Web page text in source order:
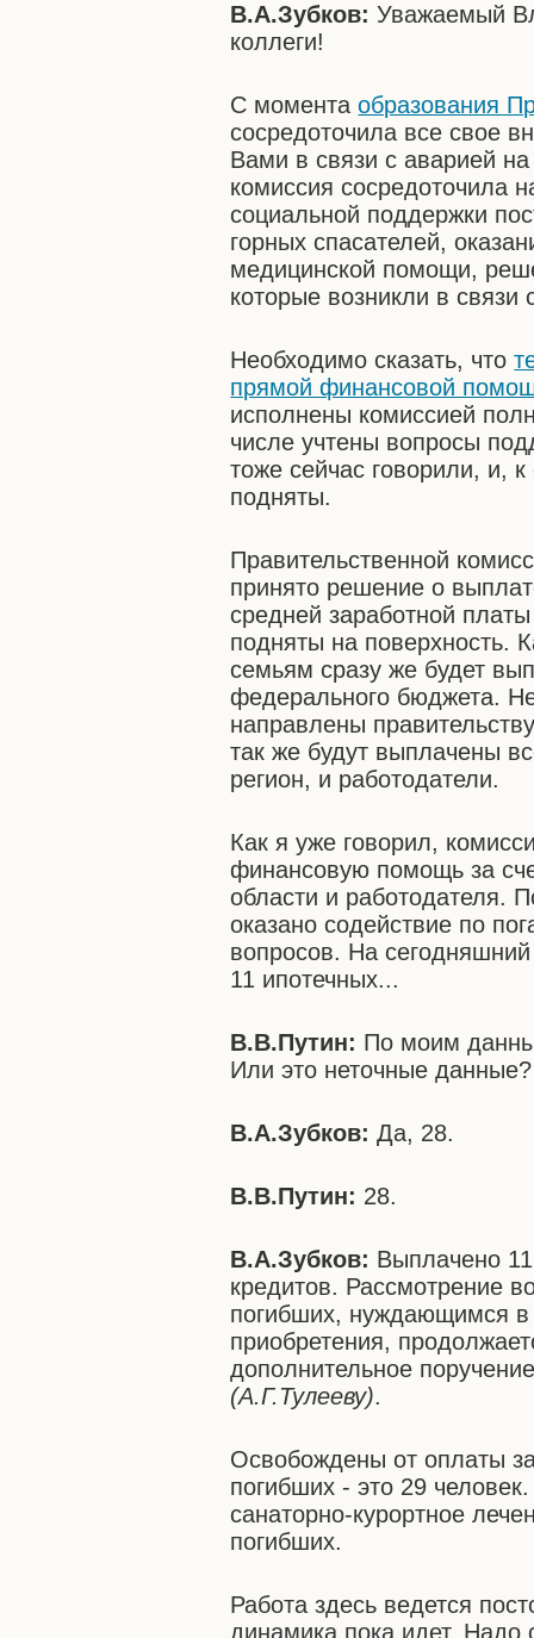
В.А.Зубков:Уважаемый
коллеги!
С моментаобразования
сосредоточила все свое
Вами в связи с аварией
комиссия сосредоточила
социальной поддержки
горных спасателей,
медицинской помощи,
которые возникли в связи
Необходимо сказать, что
прямой финансовой
исполнены комиссией
числе учтены вопросы
тоже сейчас говорили, и,
подняты.
Правительственной
принято решение о
средней заработной
подняты на поверхность.
семьям сразу же будет
федерального бюджета.
направлены
так же будут выплачены
регион, и работодатели.
Как я уже говорил,
финансовую помощь за
области и
оказано содействие по
вопросов. На
11 ипотечных...
В.В.Путин: По моим
Или это неточные данные?
В.А.Зубков: Да, 28.
В.В.Путин: 28.
В.А.Зубков: Выплачено
кредитов. Рассмотрение
погибших, нуждающимся
приобретения,
дополнительное
(А.Г.Тулееву).
Освобождены от оплаты
погибших - это 29
санаторно-курортное
погибших.
Работа здесь ведется
динамика пока идет. Надо